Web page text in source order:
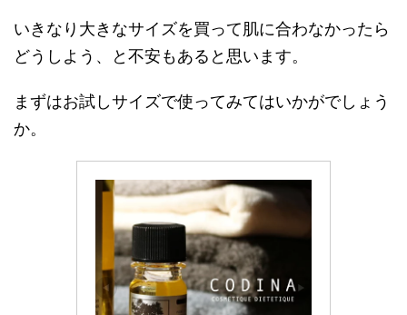
いきなり大きなサイズを買って肌に合わなかったら
どうしよう、と不安もあると思います。
まずはお試しサイズで使ってみてはいかがでしょう
か。